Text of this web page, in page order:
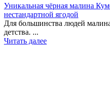
Уникальная чёрная малина
нестандартной ягодой
Для большинства людей
детства. ...
Читать далее